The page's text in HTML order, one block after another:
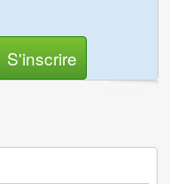
S'inscrire